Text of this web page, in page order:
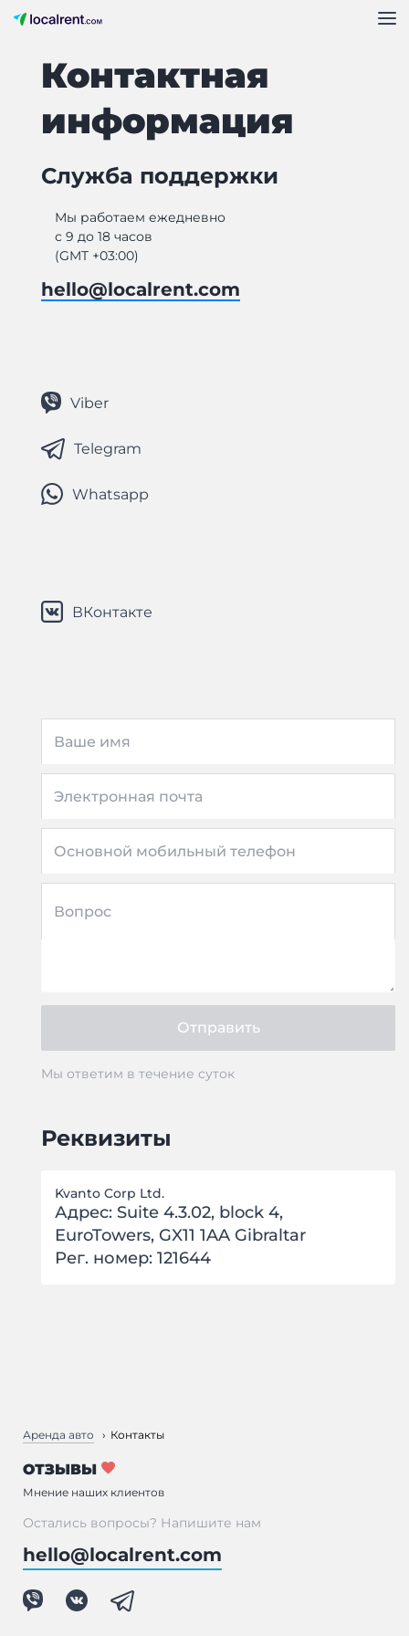
Контактная
информация
Служба поддержки
Мы работаем ежедневно
с 9 до 18 часов
(GMT +03:00)
hello@localrent.com
Viber
Telegram
Whatsapp
ВКонтакте
Ваше имя
Электронная почта
Основной мобильный телефон
Вопрос
Отправить
Мы ответим в течение суток
Реквизиты
Kvanto Corp Ltd.
Адрес: Suite 4.3.02, block 4,
EuroTowers, GX11 1AA Gibraltar
Рег. номер: 121644
Аренда авто Контакты
ОТЗЫВЫ
Мнение наших клиентов
Остались вопросы? Напишите нам
hello@localrent.com